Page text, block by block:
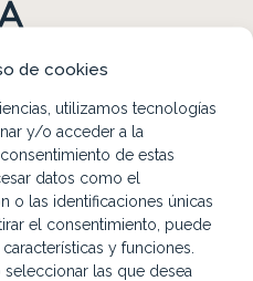
de cookies
utilizamos tecnologías
y/o acceder a la
de estas
datos como el
o las identificaciones únicas
el consentimiento, puede
y funciones.
las que desea
Cebolla (Toledo)
871 212